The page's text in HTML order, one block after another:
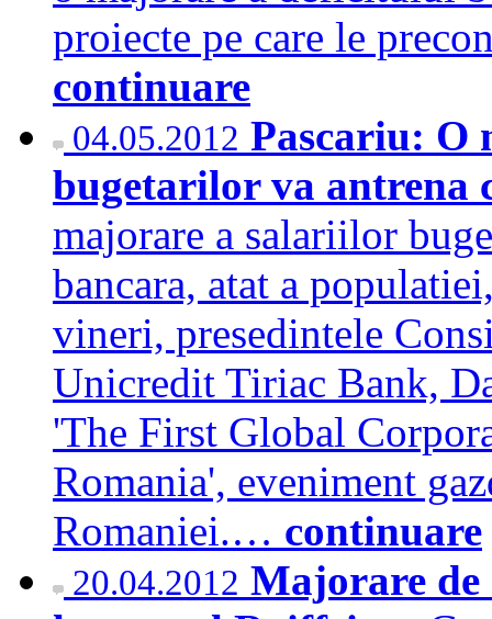
proiecte pe care le
continuare
04.05.2012 Pascariu: O
bugetarilor va antrena
majorare a salariilor
bancara, atat a
vineri, presedintele
Unicredit Tiriac Bank,
'The First Global
Romania', eveniment
Romaniei.… continuare
20.04.2012 Majorare de